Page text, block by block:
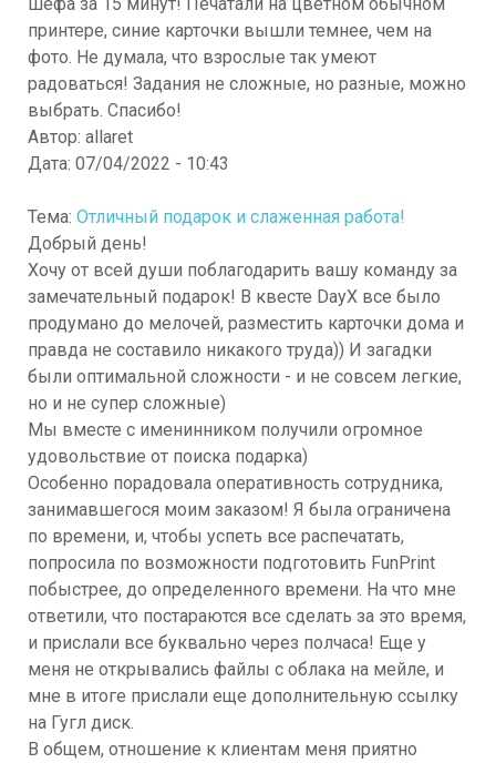
принтере, синие карточки вышли темнее, чем на
фото. Не думала, что взрослые так умеют
радоваться! Задания не сложные, но разные, можно
выбрать. Спасибо!
Автор: allaret
Дата: 07/04/2022 - 10:43
Тема: Отличный подарок и слаженная работа!
Добрый день!
Хочу от всей души поблагодарить вашу команду за
замечательный подарок! В квесте DayX все было
продумано до мелочей, разместить карточки дома и
правда не составило никакого труда)) И загадки
были оптимальной сложности - и не совсем легкие,
но и не супер сложные)
Мы вместе с именинником получили огромное
удовольствие от поиска подарка)
Особенно порадовала оперативность сотрудника,
занимавшегося моим заказом! Я была ограничена
по времени, и, чтобы успеть все распечатать,
попросила по возможности подготовить FunPrint
побыстрее, до определенного времени. На что мне
ответили, что постараются все сделать за это время,
и прислали все буквально через полчаса! Еще у
меня не открывались файлы с облака на мейле, и
мне в итоге прислали еще дополнительную ссылку
на Гугл диск.
В общем, отношение к клиентам меня приятно